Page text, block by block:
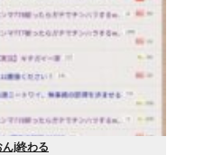
んj終わる